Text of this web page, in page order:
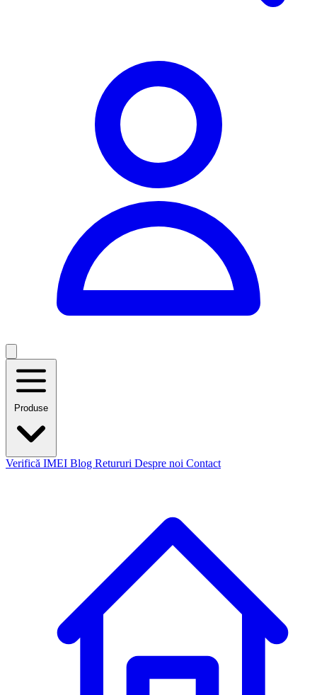
Produse
Verifică IMEI Blog Retururi Despre noi Contact